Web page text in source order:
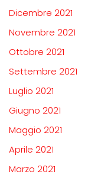
Dicembre 2021
Novembre 2021
Ottobre 2021
Settembre 2021
Luglio 2021
Giugno 2021
Maggio 2021
Aprile 2021
Marzo 2021